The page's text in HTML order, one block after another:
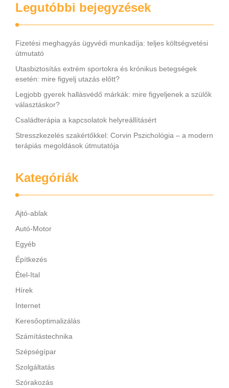
Legutóbbi bejegyzések
Fizetési meghagyás ügyvédi munkadíja: teljes költségvetési
útmutató
Utasbiztosítás extrém sportokra és krónikus betegségek
esetén: mire figyelj utazás előtt?
Legjobb gyerek hallásvédő márkák: mire figyeljenek a szülők
választáskor?
Családterápia a kapcsolatok helyreállításért
Stresszkezelés szakértőkkel: Corvin Pszichológia – a modern
terápiás megoldások útmutatója
Kategóriák
Ajtó-ablak
Autó-Motor
Egyéb
Építkezés
Étel-Ital
Hírek
Internet
Keresőoptimalizálás
Számítástechnika
Szépségípar
Szolgáltatás
Szórakozás